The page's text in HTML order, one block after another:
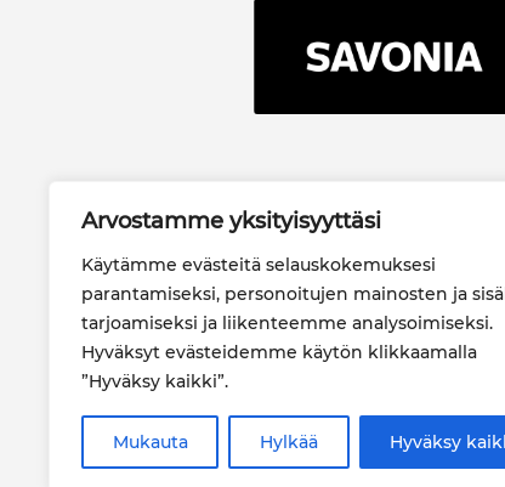
Arvostamme yksityisyyttäsi
Käytämme evästeitä selauskokemuksesi
parantamiseksi, personoitujen mainosten ja
tarjoamiseksi ja liikenteemme analysoimiseksi.
Hyväksyt evästeidemme käytön klikkaamalla
”Hyväksy kaikki”.
Mukauta Hylkää Hyväksy
ammattikorkeakoulu oy
PL 6 (Microkatu 1), 70201
KUOPIO
044 785 7006
savonia(at)savonia.fi